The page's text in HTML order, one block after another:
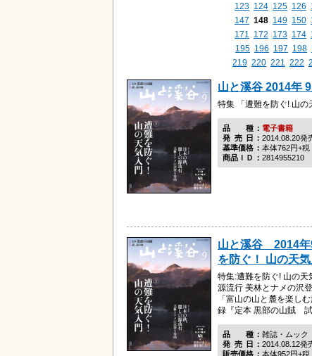
123 124 125 126
147 148 149 150
171
172 173 174
195 196 197 198
219 220 221 222
山と溪谷 2014年
特集 「遭難を防ぐ! 山の
品種電子書籍
発売日 2014.08.20発
基準価格
本体762円+税
商品ＩＤ
2814955210
山と溪谷 2014年
を防ぐ！ 山の天気
特集:遭難を防ぐ! 山の
源流行 美林とナメの沢
「富山の山と麓を楽し
録『定本 黒部の山賊 試
品種雑誌・ムック
発売日 2014.08.12発
販売価格
本体952円+税